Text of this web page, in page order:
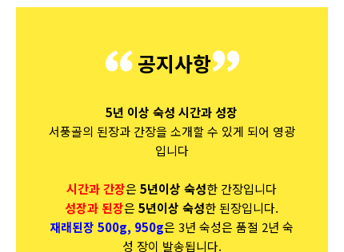
공지사항
5년 이상 숙성 시간과 성장
서풍골의 된장과 간장을 소개할 수 있게 되어 영광
입니다
시간과 간장은5년이상 숙성한 간장입니다
성장과 된장은5년이상 숙성한 된장입니다.
재래된장 500g, 950g은 3년 숙성은 품절 2년 숙
성 장이 발송됩니다.